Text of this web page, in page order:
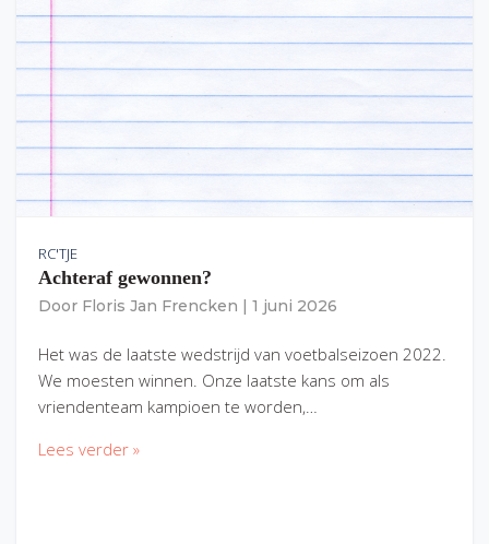
RC'TJE
Achteraf gewonnen?
Door Floris Jan Frencken 1 juni 2026
Het was de laatste wedstrijd van voetbalseizoen 2022.
We moesten winnen. Onze laatste kans om als
vriendenteam kampioen te worden,…
Lees verder »